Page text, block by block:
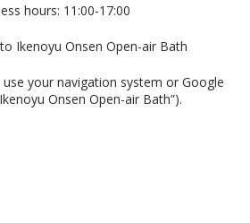
hours: 11:00-17:00
Ikenoyu Onsen Open-air Bath
use your navigation system or Google
Onsen Open-air Bath”).